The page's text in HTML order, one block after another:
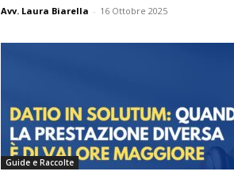
Avv. Laura Biarella - 16 Ottobre 2025
Guide e Raccolte